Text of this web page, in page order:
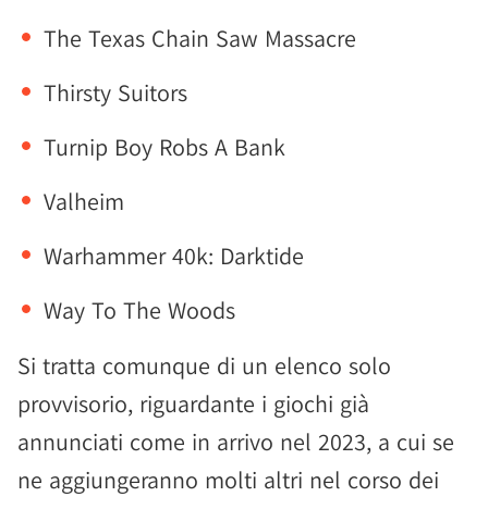
The Texas Chain Saw Massacre
Thirsty Suitors
Turnip Boy Robs A Bank
Valheim
Warhammer 40k: Darktide
Way To The Woods
Si tratta comunque di un elenco solo
provvisorio, riguardante i giochi già
annunciati come in arrivo nel 2023, a cui se
ne aggiungeranno molti altri nel corso dei